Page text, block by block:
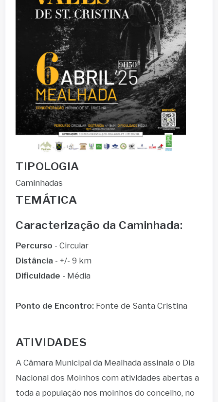
TIPOLOGIA
Caminhadas
TEMÁTICA
Caracterização da Caminhada:
Percurso - Circular
Distância - +/- 9 km
Dificuldade - Média
Ponto de Encontro: Fonte de Santa Cristina
ATIVIDADES
A Câmara Municipal da Mealhada assinala o Dia
Nacional dos Moinhos com atividades abertas a
toda a população nos moinhos do concelho, no